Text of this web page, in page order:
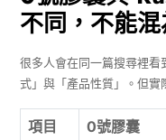
不同，不能
很多人會在同一篇搜尋裡看
式」與「產品性質」。但實
項目 0號膠囊